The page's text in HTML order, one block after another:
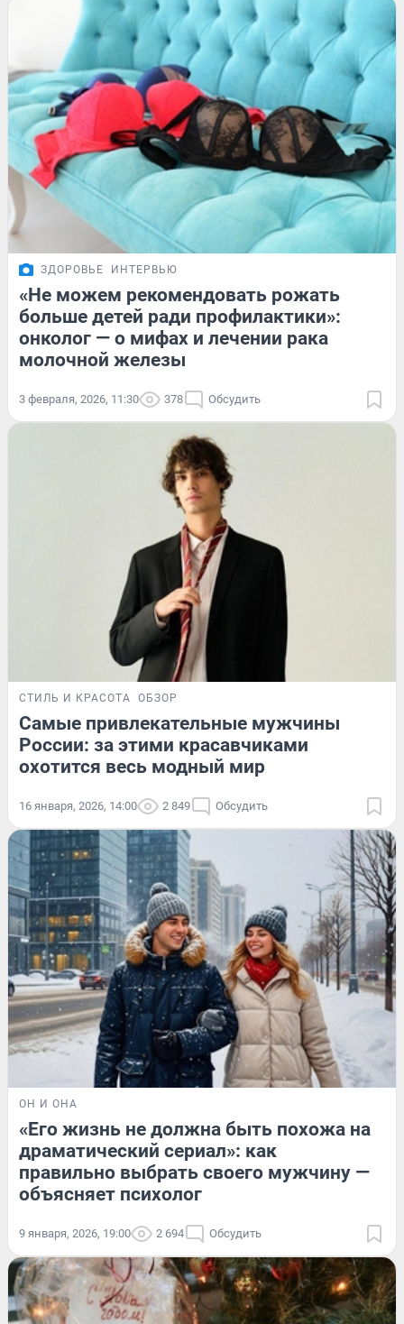
ЗДОРОВЬЕ ИНТЕРВЬЮ
«Не можем рекомендовать рожать
больше детей ради профилактики»:
онколог — о мифах и лечении рака
молочной железы
3 февраля, 2026, 11:30 378 Обсудить
СТИЛЬ И КРАСОТА ОБЗОР
Самые привлекательные мужчины
России: за этими красавчиками
охотится весь модный мир
16 января, 2026, 14:00 2 849 Обсудить
ОН И ОНА
«Его жизнь не должна быть похожа на
драматический сериал»: как
правильно выбрать своего мужчину —
объясняет психолог
9 января, 2026, 19:00 2 694 Обсудить